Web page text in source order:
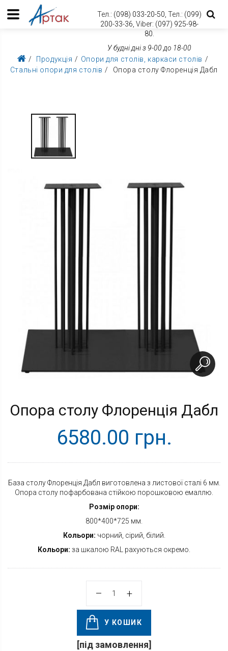
Тел.: (098) 033-20-50, Тел.: (099)
200-33-36, Viber: (097) 925-98-
80.
У будні дні з 9-00 до 18-00
Продукція
Опори для столів, каркаси столів
Стальні опори для столів
Опора столу Флоренція Дабл
Опора столу Флоренція Дабл
6580.00 грн.
База столу Флоренція Дабл виготовлена з листової сталі 6 мм.
Опора столу пофарбована стійкою порошковою емаллю.
Розмір опори:
800*400*725 мм.
Кольори: чорний, сірий, білий.
Кольори: за шкалою RAL рахуються окремо.
У КОШИК
[під замовлення]